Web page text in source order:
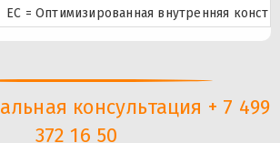
EC = Оптимизированная внутренняя
консультация + 7 499
372 16 50